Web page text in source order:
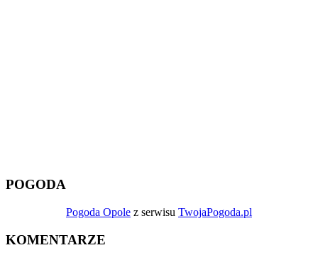
POGODA
Pogoda Opole z serwisu TwojaPogoda.pl
KOMENTARZE